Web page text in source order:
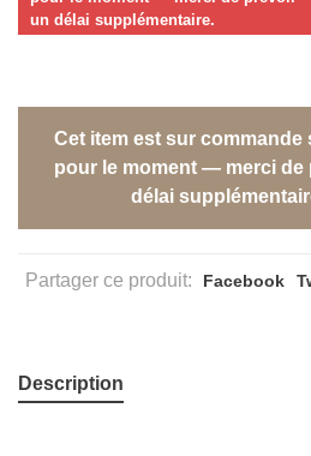
un délai supplémentaire.
Cet item est sur commande
pour le moment — merci de
délai
Partager ce produit: Facebook
Description